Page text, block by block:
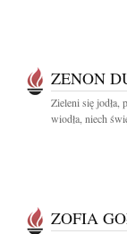
ZENON
Zieleni się jodła,
wiodła, niech
ZOFIA